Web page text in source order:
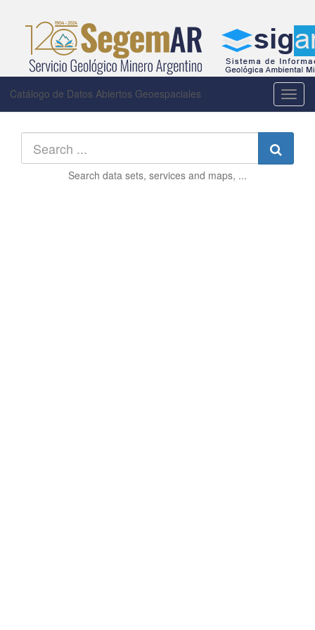
Catálogo de Datos Abiertos Geoespaciales
Search data sets, services and maps, ...